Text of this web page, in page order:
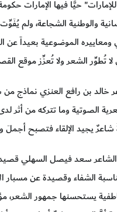
حيَّا فيها الإمارات
والوطنية الشجاعة، ولم
ومعاييره الموضوعية بعيداً عن
لا تُطوِّر الشعر ولا تُعزِّز موقع
خالد بن رافع العنزي نماذج
الصوتية وما تتركه من أثر
شاعرٌ يجيد الإلقاء فتصبح أجملَ
سعد فيصل السهلي
الشفاء وقصيدة عن مسبار
يستحسنها جمهور الشعر،